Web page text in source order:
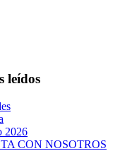
leídos
2026
CON NOSOTROS